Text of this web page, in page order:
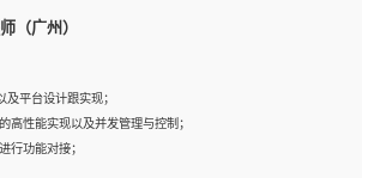
、MongoDB、ElasticSearch等开源数据库运维管理，
、Spark等大数据平台优先。
unix操作系统，如有较强操作系统侧工作经验者优先。
经验，较强的自我学习能力。
（广州）
平台设计跟实现；
高性能实现以及并发管理与控制；
行功能对接；